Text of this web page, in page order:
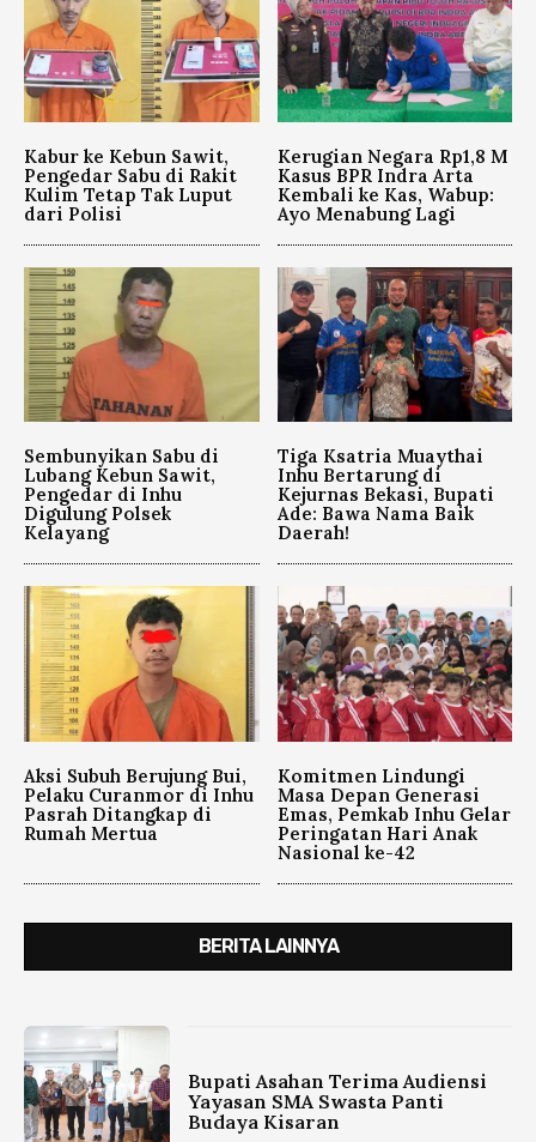
Kabur ke Kebun Sawit,
Pengedar Sabu di Rakit
Kulim Tetap Tak Luput
dari Polisi
Kerugian Negara Rp1,8 M
Kasus BPR Indra Arta
Kembali ke Kas, Wabup:
Ayo Menabung Lagi
Sembunyikan Sabu di
Lubang Kebun Sawit,
Pengedar di Inhu
Digulung Polsek
Kelayang
Tiga Ksatria Muaythai
Inhu Bertarung di
Kejurnas Bekasi, Bupati
Ade: Bawa Nama Baik
Daerah!
Aksi Subuh Berujung Bui,
Pelaku Curanmor di Inhu
Pasrah Ditangkap di
Rumah Mertua
Komitmen Lindungi
Masa Depan Generasi
Emas, Pemkab Inhu Gelar
Peringatan Hari Anak
Nasional ke-42
BERITA LAINNYA
Bupati Asahan Terima Audiensi
Yayasan SMA Swasta Panti
Budaya Kisaran